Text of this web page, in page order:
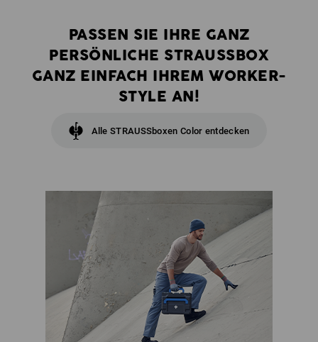
PASSEN SIE IHRE GANZ
PERSÖNLICHE STRAUSSBOX
GANZ EINFACH IHREM WORKER-
STYLE AN!
Alle STRAUSSboxen Color entdecken